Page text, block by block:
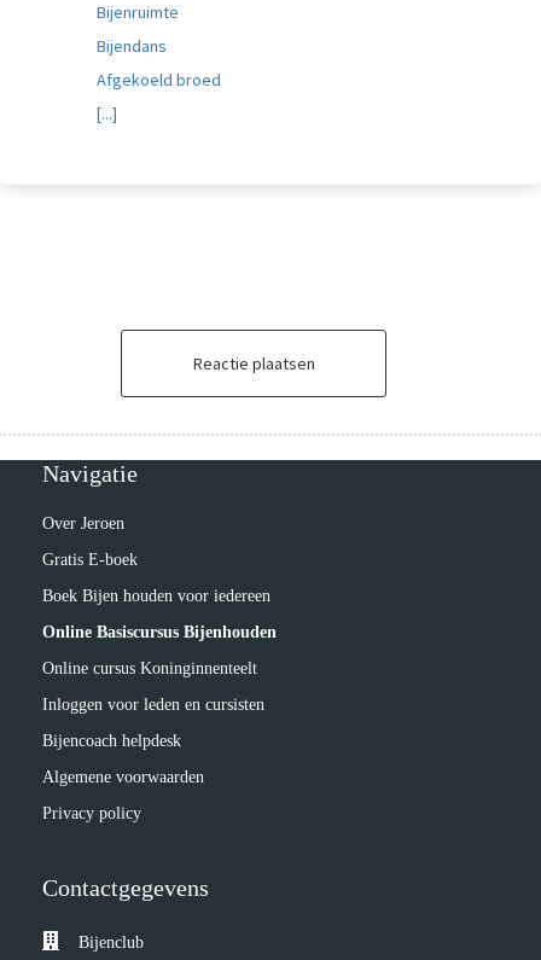
Bijenruimte
Bijendans
Afgekoeld broed
[...]
Reactie plaatsen
Navigatie
Over Jeroen
Gratis E-boek
Boek Bijen houden voor iedereen
Online Basiscursus Bijenhouden
Online cursus Koninginnenteelt
Inloggen voor leden en cursisten
Bijencoach helpdesk
Algemene voorwaarden
Privacy policy
Contactgegevens
Bijenclub